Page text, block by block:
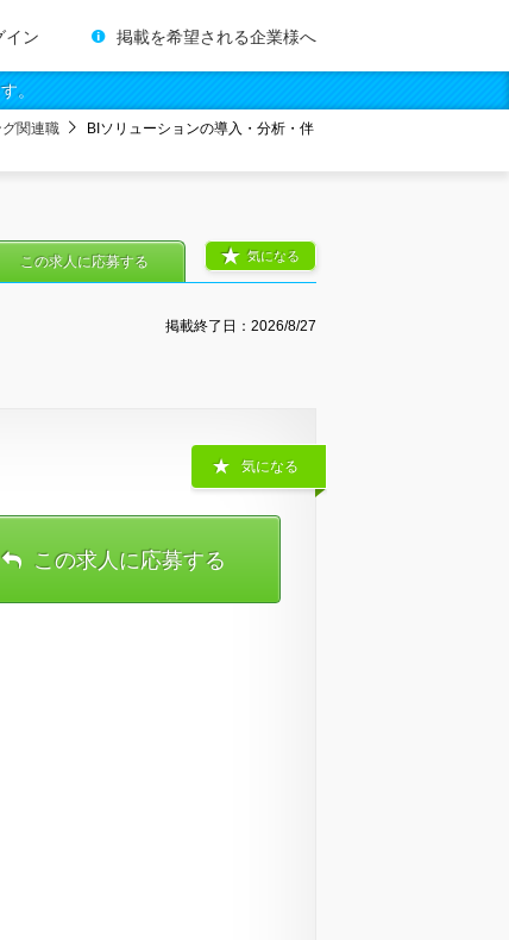
イン 掲載を希望される企業様へ
。
関連職
BIソリューションの導入・分析・伴
掲載終了日： 2026/8/27
気になる
この求人に応募する
気になる
この求人に応募する